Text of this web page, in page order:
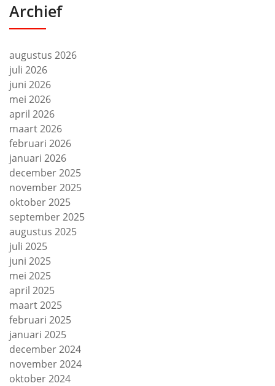
Archief
augustus 2026
juli 2026
juni 2026
mei 2026
april 2026
maart 2026
februari 2026
januari 2026
december 2025
november 2025
oktober 2025
september 2025
augustus 2025
juli 2025
juni 2025
mei 2025
april 2025
maart 2025
februari 2025
januari 2025
december 2024
november 2024
oktober 2024